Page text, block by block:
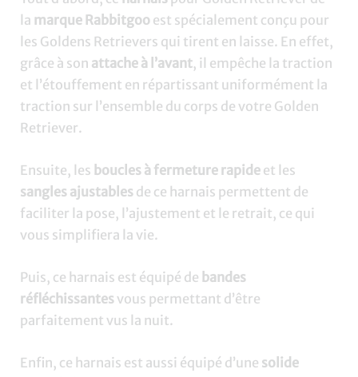
la marque Rabbitgoo est spécialement conçu pour
les Goldens Retrievers qui tirent en laisse. En effet,
grâce à son attache à l’avant, il empêche la traction
et l’étouffement en répartissant uniformément la
traction sur l’ensemble du corps de votre Golden
Retriever.
Ensuite, les boucles à fermeture rapide et les
sangles ajustables de ce harnais permettent de
faciliter la pose, l’ajustement et le retrait, ce qui
vous simplifiera la vie.
Puis, ce harnais est équipé de bandes
réfléchissantes vous permettant d’être
parfaitement vus la nuit.
Enfin, ce harnais est aussi équipé d’une solide